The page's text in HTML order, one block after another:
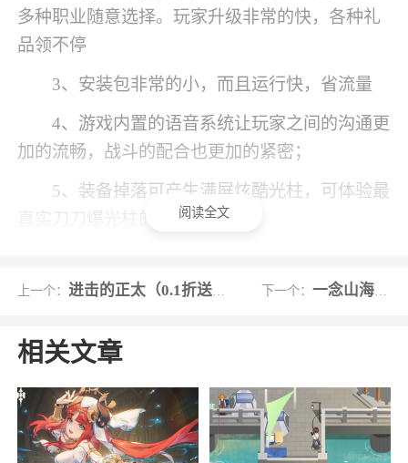
多种职业随意选择。玩家升级非常的快，各种礼
品领不停
3、安装包非常的小，而且运行快，省流量
4、游戏内置的语音系统让玩家之间的沟通更
加的流畅，战斗的配合也更加的紧密；
5、装备掉落可产生满屏炫酷光柱，可体验最
真实刀刀爆光柱的玩法；
2、最为经典的PVP对决，你可以在竞技场当
3、除了玩法上的丰富与创新，幻斗英雄作为
一款格斗手游，游戏延续了传统街机格斗的打击
阅读全文
上一个：进击的正太（0.1折送全法宝） 下一个： 一念山海九游版
相关文章